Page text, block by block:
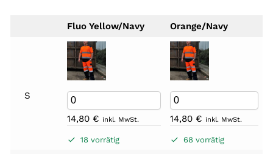
Fluo Yellow/Navy Orange/Navy
S
14,80 € inkl. MwSt.
18 vorrätig
14,80 € inkl. MwSt.
68 vorrätig